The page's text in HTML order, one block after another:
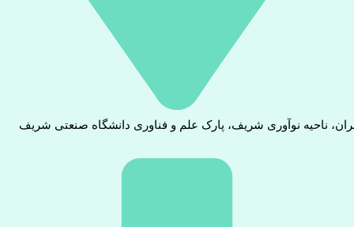
ناحیه نوآوری شریف، پارک علم و فناوری دانشگاه صنعتی شریف